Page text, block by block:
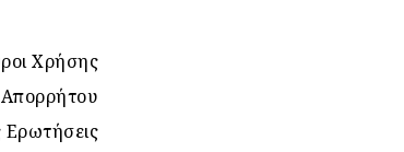
Χρήσης
Απορρήτου
Ερωτήσεις